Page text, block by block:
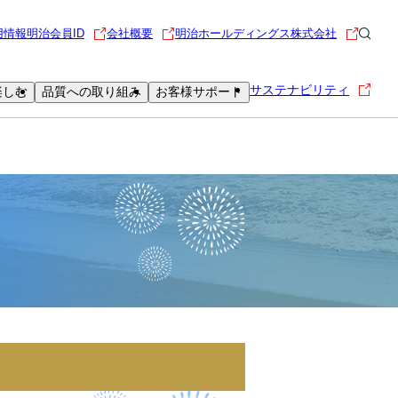
しむ 品質への取り組み お客様サポート サステナビリティ
情報明治会員ID 会社概要 明治ホールディングス株式会社